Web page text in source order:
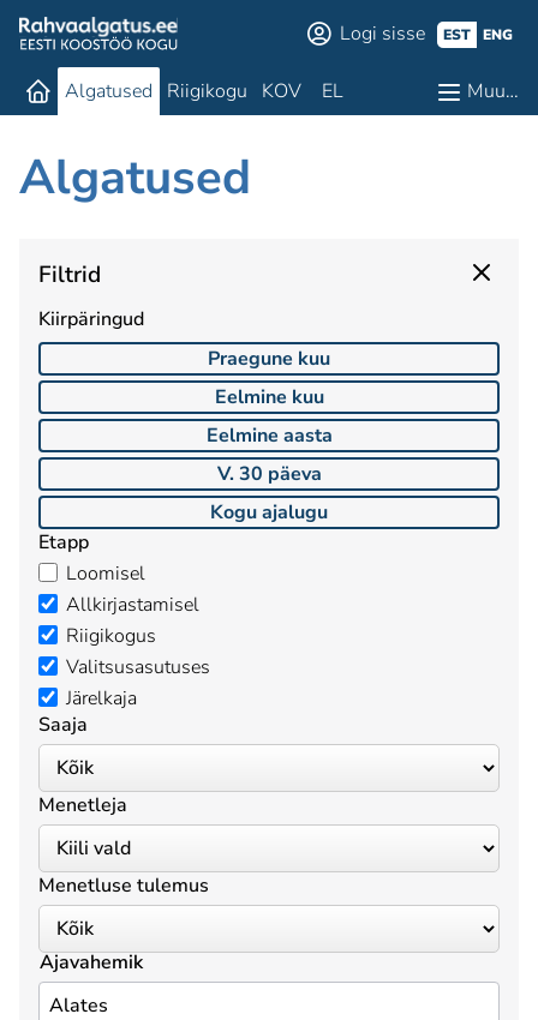
Logi sisse EST ENG
Algatused Riigikogu KOV EL Muu…
Algatused
Filtrid
Kiirpäringud
Praegune kuu
Eelmine kuu
Eelmine aasta
V. 30 päeva
Kogu ajalugu
Etapp
Loomisel
Allkirjastamisel
Riigikogus
Valitsusasutuses
Järelkaja
Saaja
Menetleja
Menetluse tulemus
Ajavahemik
Alates